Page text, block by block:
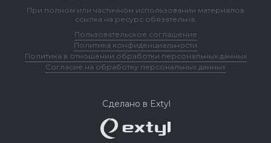
При полном или частичном использовании материалов
ссылка на ресурс обязательна.
Пользовательское соглашение
Политика конфиденциальности
Политика в отношении обработки персональных данных
Согласие на обработку персональных данных
Сделано в Extyl